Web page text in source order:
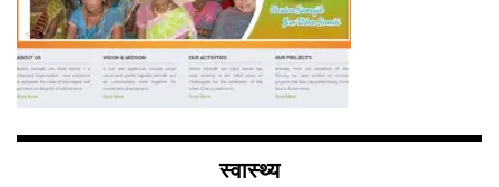
स्वास्थ्य